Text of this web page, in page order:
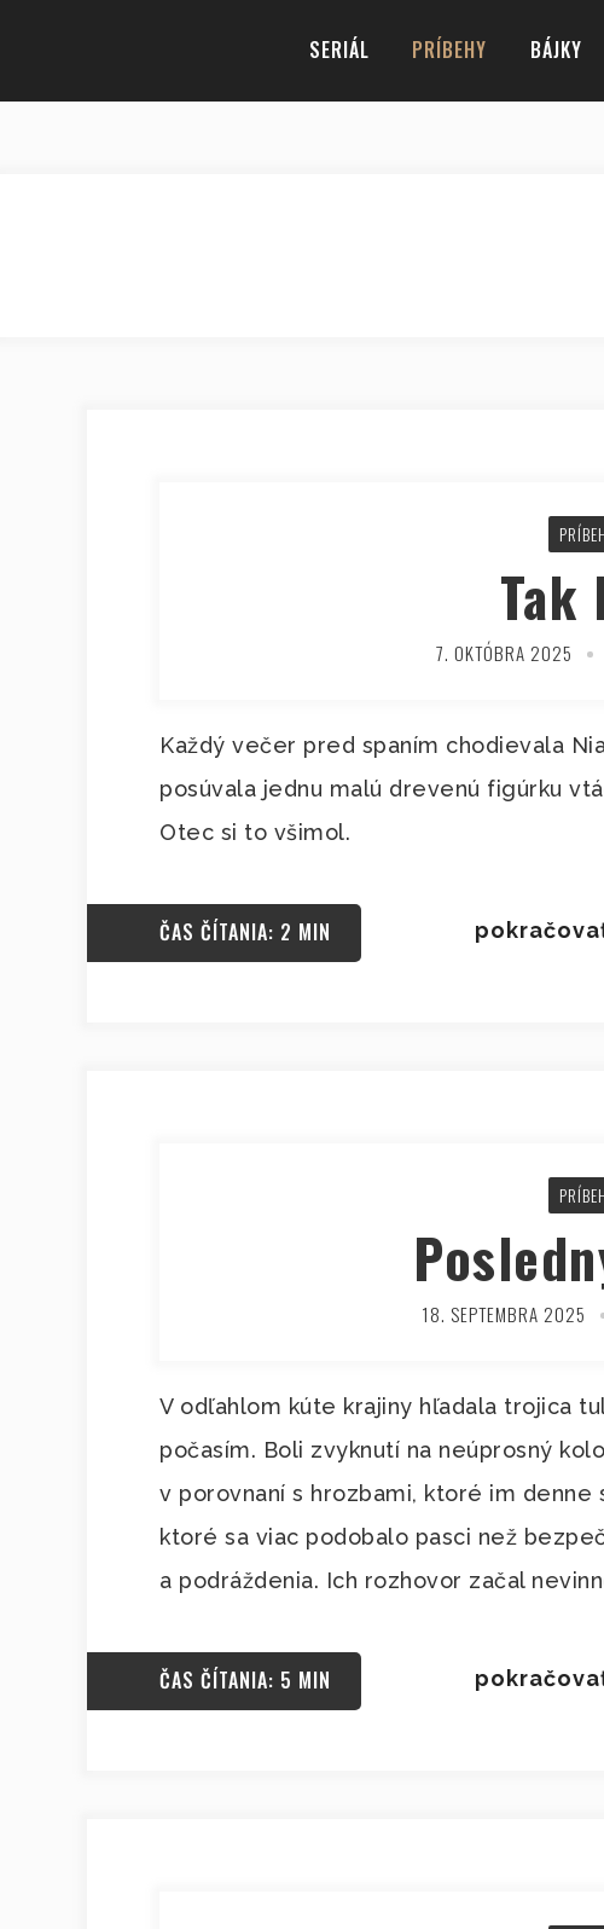
SERIÁL PRÍBEHY BÁJKY
7. OKTÓBRA 2025
Každý večer pred spaním chodievala
posúvala jednu malú drevenú figúrku
Otec si to všimol.
ČAS ČÍTANIA: 2 MIN
18. SEPTEMBRA 2025
V odľahlom kúte krajiny hľadala trojica
počasím. Boli zvyknutí na neúprosný
v porovnaní s hrozbami, ktoré im
ktoré sa viac podobalo pasci než
a podráždenia. Ich rozhovor začal
ČAS ČÍTANIA: 5 MIN